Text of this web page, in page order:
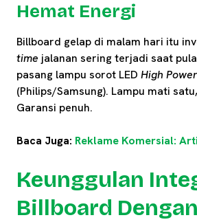
Hemat Energi
Billboard gelap di malam hari itu
time jalanan sering terjadi saat
pasang lampu sorot LED High Power
(Philips/Samsung). Lampu mati
Garansi penuh.
Baca Juga: Reklame Komersial:
Keunggulan
Billboard